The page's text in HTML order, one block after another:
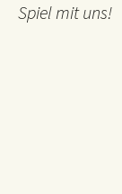
Spiel mit uns!